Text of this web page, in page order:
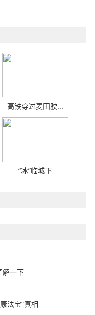
高铁穿过麦田驶...
“冰”临城下
解一下
法宝”真相